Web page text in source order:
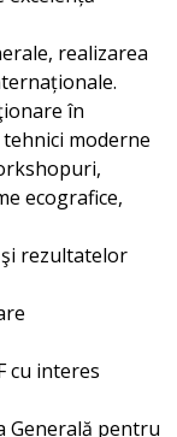
realizarea
în
moderne
ecografice,
rezultatelor
cu interes
Generală pentru